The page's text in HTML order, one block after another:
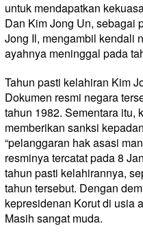
untuk mendapatkan
Dan Kim Jong Un, sebagai
Jong Il, mengambil kendali
ayahnya meninggal pada
Tahun pasti kelahiran Kim
Dokumen resmi negara
tahun 1982. Sementara itu,
memberikan sanksi
“pelanggaran hak asasi
resminya tercatat pada 8
tahun pasti kelahirannya,
tahun tersebut. Dengan
kepresidenan Korut di usia
Masih sangat muda.